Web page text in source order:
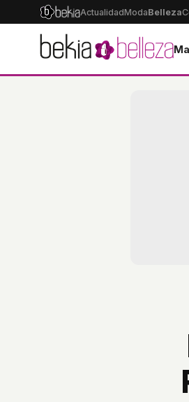
ActualidadModaBelleza